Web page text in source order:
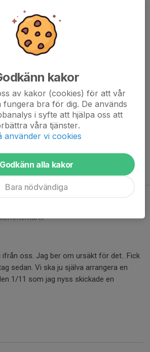
flicklag för tjejer födda 2013 och
ha roligt och att utvecklas som
lika mycket speltid och alla är välkomna
att spela bandy?
Annaannatybring@hotmail.com
oss. Jag ber om ursäkt för det.. Fick
sedan. Vi ska ju själva arrangera en
1/11 som jag nyss skickade en
kakor
av kakor (cookies) för att vår
fungera bra för dig. De används
i syfte att hjälpa oss att
våra tjänster.
använder vi cookies
Godkänn alla kakor
Bara nödvändiga